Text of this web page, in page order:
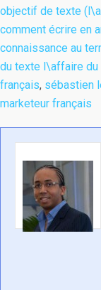
objectif de texte
comment écrire en
connaissance au
du texte l\affaire
français, sébastien
marketeur français